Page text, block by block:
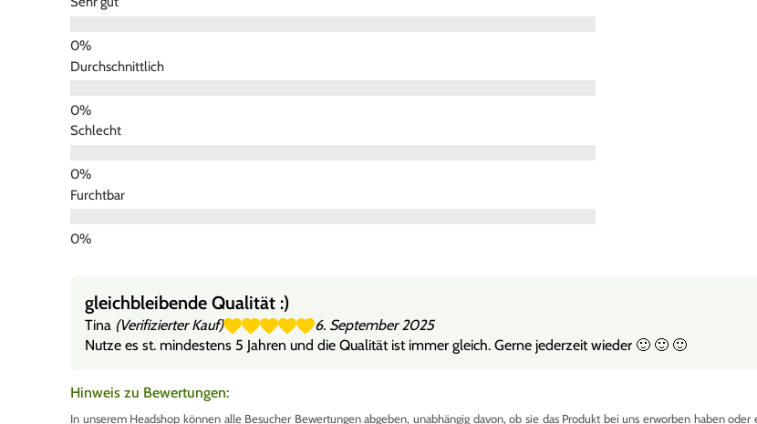
Durchschnittlich
Schlecht
Furchtbar
gleichbleibende Qualität :)
Tina (Verifizierter Kauf)
6. September 2025
Nutze es st. mindestens 5 Jahren und die Qualität ist immer gleich. Gerne jederzeit wieder 🙂 🙂 🙂
Hinweis zu Bewertungen:
In unserem Headshop können alle Besucher Bewertungen abgeben, unabhängig davon, ob sie das Produkt bei uns erworben haben